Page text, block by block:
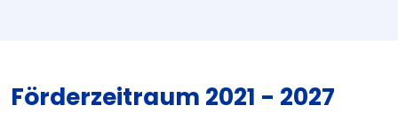
Förderzeitraum 2021 - 2027